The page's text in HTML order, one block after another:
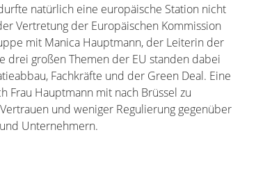
natürlich eine europäische Station nicht
Vertretung der Europäischen Kommission
mit Manica Hauptmann, der Leiterin der
drei großen Themen der EU standen dabei
Fachkräfte und der Green Deal. Eine
Frau Hauptmann mit nach Brüssel zu
und weniger Regulierung gegenüber
Unternehmern.